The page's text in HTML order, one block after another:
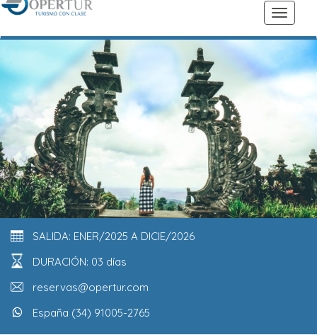
SALIDA: ENER/2025 A DICIE/2026
DURACIÓN: 03 días
reservas@opertur.com
España (34) 91005-2765